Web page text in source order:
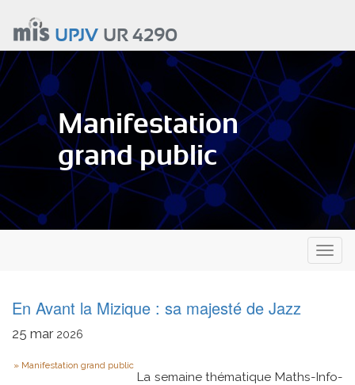
contenu
principal
UPJVUR 4290
Manifestation
grand public
En Avant la Mizique : sa majesté de Jazz
25 mar2026
Type
Manifestation grand public
La semaine thématique Maths-Info-